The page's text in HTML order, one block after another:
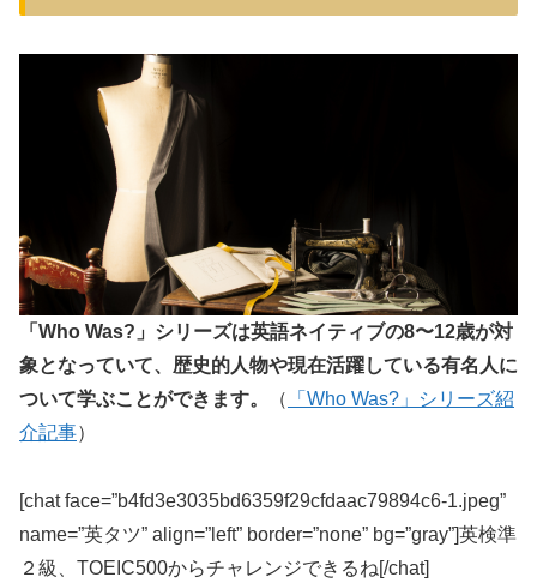
「Who Was?」シリーズは英語ネイティブの8〜12歳が対
象となっていて、歴史的人物や現在活躍している有名人に
ついて学ぶことができます。
（
「Who Was?」シリーズ紹
介記事）
[chat face=”b4fd3e3035bd6359f29cfdaac79894c6-1.jpeg”
name=”英タツ” align=”left” border=”none” bg=”gray”]英検準
２級、TOEIC500からチャレンジできるね[/chat]